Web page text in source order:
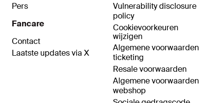
Pers
Fancare
Contact
Laatste updates via X
Vulnerability disclosure
policy
Cookievoorkeuren
wijzigen
Algemene voorwaarden
ticketing
Resale voorwaarden
Algemene voorwaarden
webshop